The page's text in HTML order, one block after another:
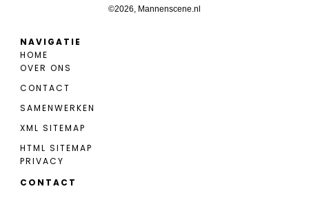
©2026, Mannenscene.nl
NAVIGATIE
HOME
OVER ONS
CONTACT
SAMENWERKEN
XML SITEMAP
HTML SITEMAP
PRIVACY
CONTACT